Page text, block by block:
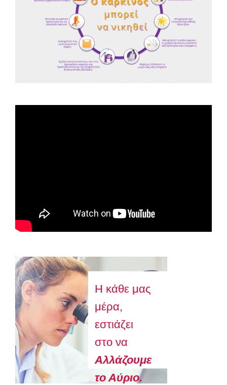
Η κάθε μας
μέρα,
εστιάζει
στο να
Aλλάζουμε
το Αύριο.